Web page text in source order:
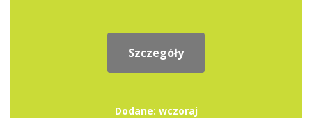
Szczegóły
Dodane: wczoraj